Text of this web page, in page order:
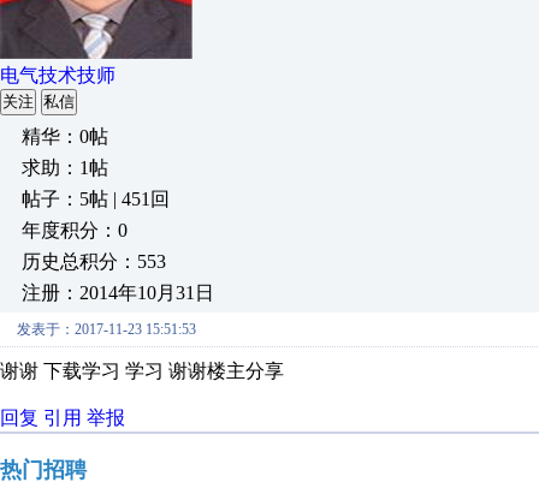
电气技术技师
关注 私信
精华：0帖
求助：1帖
帖子：5帖 | 451回
年度积分：0
历史总积分：553
注册：2014年10月31日
发表于：2017-11-23 15:51:53
谢谢 下载学习 学习 谢谢楼主分享
回复 引用 举报
热门招聘